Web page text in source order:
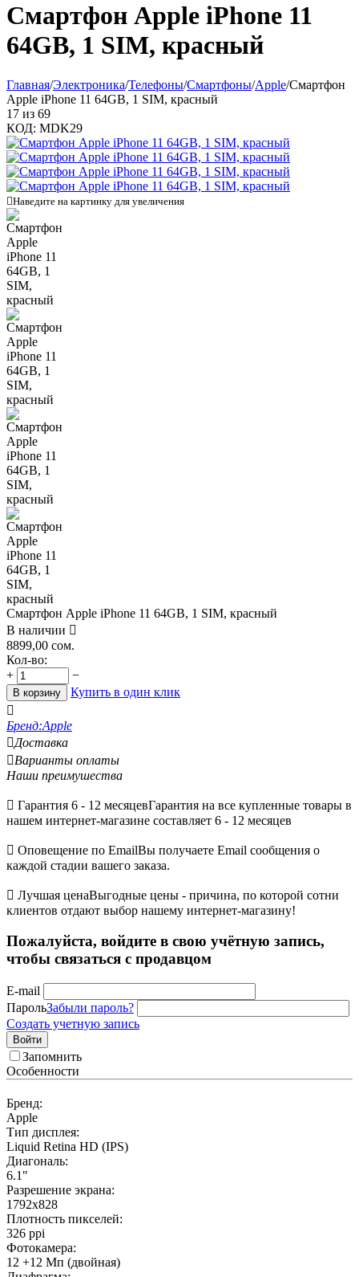
Смартфон Apple iPhone 11
64GB, 1 SIM, красный
Главная/Электроника/Телефоны/Смартфоны/Apple/Смартфон
Apple iPhone 11 64GB, 1 SIM, красный
17 из 69
КОД: MDK29
Наведите на картинку для увеличения
Смартфон Apple iPhone 11 64GB, 1 SIM, красный
В наличии 
8899,00 сом.
Кол-во:
+
−
В корзину
Купить в один клик

Бренд:Apple
Доставка
Варианты оплаты
Наши преимушества
 Гарантия 6 - 12 месяцевГарантия на все купленные товары в
нашем интернет-магазине составляет 6 - 12 месяцев
 Оповещение по EmailВы получаете Email сообщения о
каждой стадии вашего заказа.
 Лучшая ценаВыгодные цены - причина, по которой сотни
клиентов отдают выбор нашему интернет-магазину!
Пожалуйста, войдите в свою учётную запись,
чтобы связаться с продавцом
E-mail
ПарольЗабыли пароль?
Создать учетную запись
Войти
Запомнить
Особенности
Бренд:
Apple
Тип дисплея:
Liquid Retina HD (IPS)
Диагональ:
6.1"
Разрешение экрана:
1792x828
Плотность пикселей:
326 ppi
Фотокамера:
12 +12 Мп (двойная)